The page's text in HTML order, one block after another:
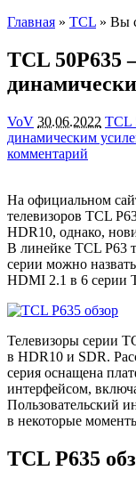
Главная » TCL » Вы
TCL 50P635
VoV 30.06.2022 TCL
динамическим
комментарий
На официальном
телевизоров TCL
HDR10, однако,
В линейке TCL P63
серии можно
HDMI 2.1 в 6 серии
Телевизоры серии
в HDR10 и SDR.
серия оснащена
интерфейсом,
Пользовательский
в некоторые
TCL P635